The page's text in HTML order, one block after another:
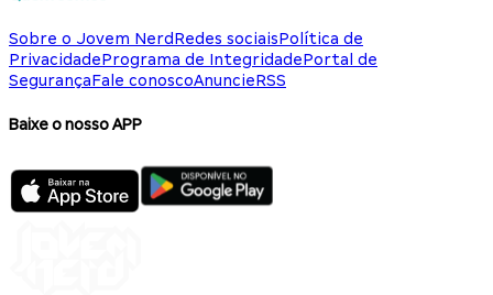
Sobre o Jovem NerdRedes sociaisPolítica de
PrivacidadePrograma de IntegridadePortal de
SegurançaFale conoscoAnuncieRSS
Baixe o nosso APP